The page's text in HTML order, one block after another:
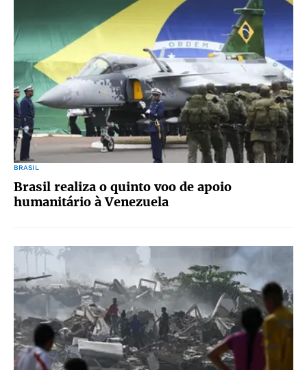
BRASIL
Brasil realiza o quinto voo de apoio
humanitário à Venezuela